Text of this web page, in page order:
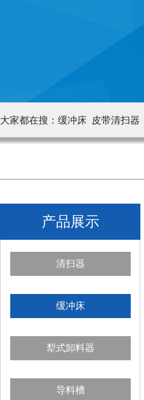
大家都在搜： 缓冲床 皮带清扫器
产品展示
清扫器
缓冲床
犁式卸料器
导料槽